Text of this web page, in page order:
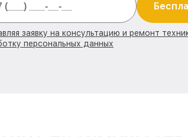
заявку на консультацию и ремонт
персональных данных